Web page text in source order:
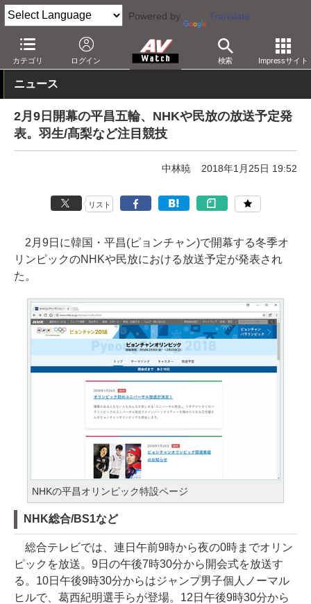
Powered by Translate
カテゴリ ログイン 検索 Impressサイト
AV Watch コンテンツ・サービス 放送
ニュース
2月9日開幕の平昌五輪、NHKや民放の放送予定発
表。羽生/髙梨など注目競技
中林暁 2018年1月25日 19:52
リスト
2月9日に韓国・平昌(ピョンチャン)で開幕する冬季オ
リンピックのNHKや民放における放送予定が発表され
た。
NHKの平昌オリンピック特設ページ
NHK総合/BS1など
総合テレビでは、連日午前9時から夜の0時までオリン
ピックを放送。9日の午後7時30分から開会式を放送す
る。10日午後9時30分からはジャンプ男子個人ノーマル
ヒルで、葛西紀明選手らが登場。12日午後9時30分から